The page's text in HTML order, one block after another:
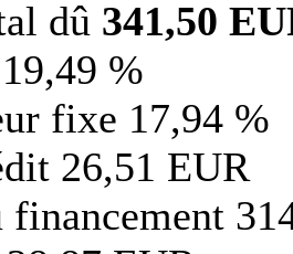
dû 341,50
19,49 %
fixe 17,94 %
26,51 EUR